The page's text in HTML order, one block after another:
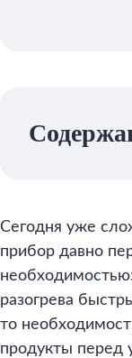
Сегодня уже
прибор давно
разогрева
то
продукты перед